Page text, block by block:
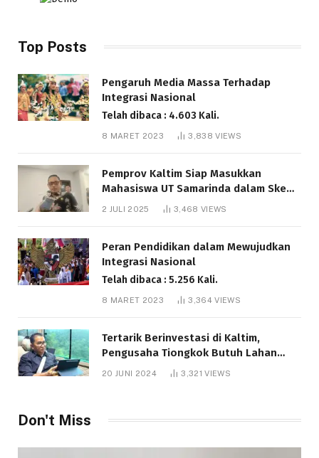
Top Posts
Pengaruh Media Massa Terhadap
Integrasi Nasional
Telah dibaca : 4.603 Kali.
8 MARET 2023 3,838VIEWS
Pemprov Kaltim Siap Masukkan
Mahasiswa UT Samarinda dalam Skema
Bantuan Pendidikan Gratispol
2 JULI 2025 3,468 VIEWS
Peran Pendidikan dalam Mewujudkan
Integrasi Nasional
Telah dibaca : 5.256 Kali.
8 MARET 2023 3,364VIEWS
Tertarik Berinvestasi di Kaltim,
Pengusaha Tiongkok Butuh Lahan
1.000 Hektare
20 JUNI 2024 3,321VIEWS
Don't Miss